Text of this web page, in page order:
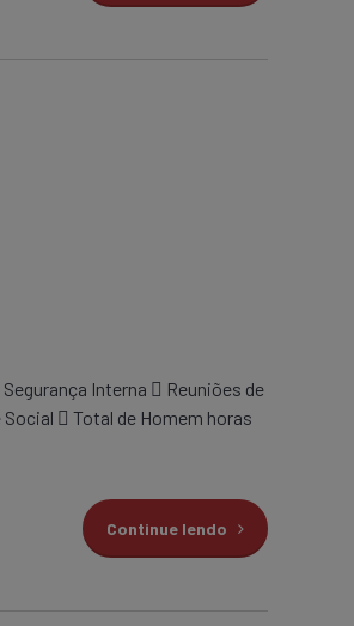
Interna  Reuniões de
 Total de Homem horas
Continue lendo